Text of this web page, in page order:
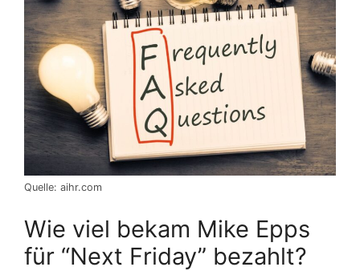
Quelle: aihr.com
Wie viel bekam Mike Epps
für “Next Friday” bezahlt?